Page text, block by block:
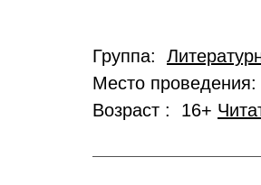
Группа:
Место
Возраст : 16+